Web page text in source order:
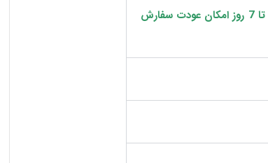
تا 7 روز امکان عودت سفارش